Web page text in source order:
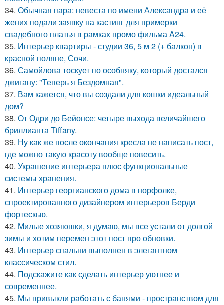
34. Обычная пара: невеста по имени Александра и её
жених подали заявку на кастинг для примерки
свадебного платья в рамках промо фильма A24.
35. Интерьер квартиры - студии 36, 5 м 2 (+ балкон) в
красной поляне, Сочи.
36. Самойлова тоскует по особняку, который достался
джигану: "Теперь я Бездомная".
37. Вам кажется, что вы создали для кошки идеальный
дом?
38. От Одри до Бейонсе: четыре выхода величайшего
бриллианта Tiffany.
39. Ну как же после окончания кресла не написать пост,
где можно такую красоту вообще повесить.
40. Украшение интерьера плюс функциональные
системы хранения.
41. Интерьер георгианского дома в норфолке,
спроектированного дизайнером интерьеров Берди
фортескью.
42. Милые хозяюшки, я думаю, мы все устали от долгой
зимы и хотим перемен этот пост про обновки.
43. Интерьер спальни выполнен в элегантном
классическом стил.
44. Подскажите как сделать интерьер уютнее и
современнее.
45. Мы привыкли работать с банями - пространством для